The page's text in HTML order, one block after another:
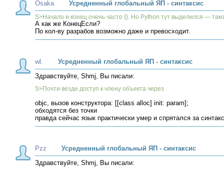
Osaka Усредненный глобальный ЯП - синтаксис
S>Начало и конец очень часто {}. Но Python тут выделился —
А как же КонецЕсли?
По кол-ву разрабов возможно даже и превосходит.
wl.
Усредненный глобальный ЯП - синтаксис
Здравствуйте, Shmj, Вы писали:
S>Почти везде доступ к члену объекта через .
objc, вызов конструктора: [[class alloc] init: param];
обходятся без точки
правда сейчас язык практически умер и спрятался за
Pzz
Усредненный глобальный ЯП - синтаксис
Здравствуйте, Shmj, Вы писали: